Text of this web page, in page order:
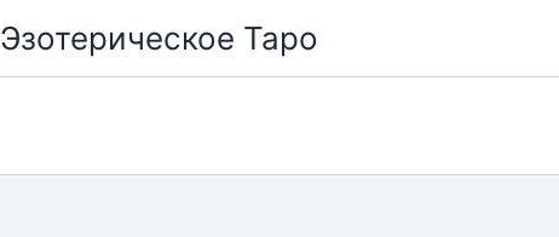
Эзотерическое Таро